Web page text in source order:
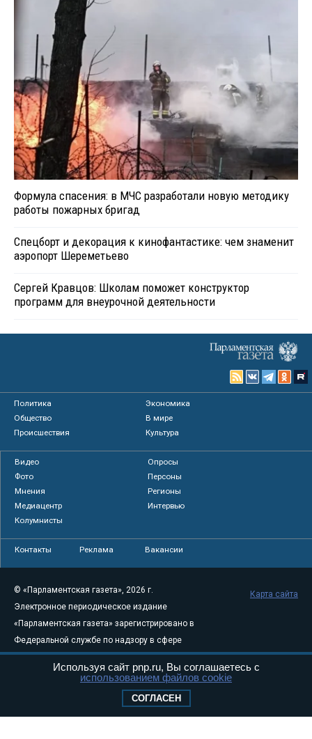
Формула спасения: в МЧС разработали новую методику
работы пожарных бригад
Спецборт и декорация к кинофантастике: чем знаменит
аэропорт Шереметьево
Сергей Кравцов: Школам поможет конструктор
программ для внеурочной деятельности
Политика
Экономика
Общество
В мире
Происшествия
Культура
Видео
Опросы
Фото
Персоны
Мнения
Регионы
Медиацентр
Интервью
Колумнисты
Контакты Реклама Вакансии
© «Парламентская газета», 2026 г.
Электронное периодическое издание
«Парламентская газета» зарегистрировано в
Федеральной службе по надзору в сфере
связи, информационных технологий и
массовых коммуникаций (Роскомнадзор) 05
Свидетельство о регистрации Эл № ФС77-
Карта сайта
Используя сайт pnp.ru, Вы соглашаетесь с
использованием файлов cookie
СОГЛАСЕН